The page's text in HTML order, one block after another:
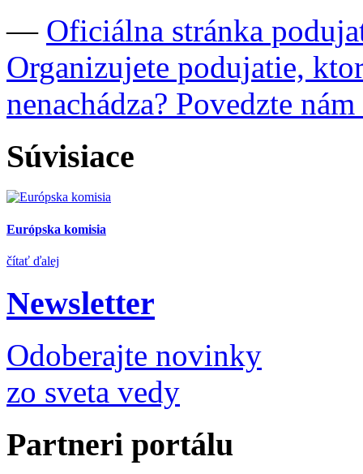
— Oficiálna stránka
Organizujete podujatie,
nenachádza? Povedzte
Súvisiace
Európska komisia
čítať ďalej
Newsletter
Odoberajte novinky
zo sveta vedy
Partneri portálu